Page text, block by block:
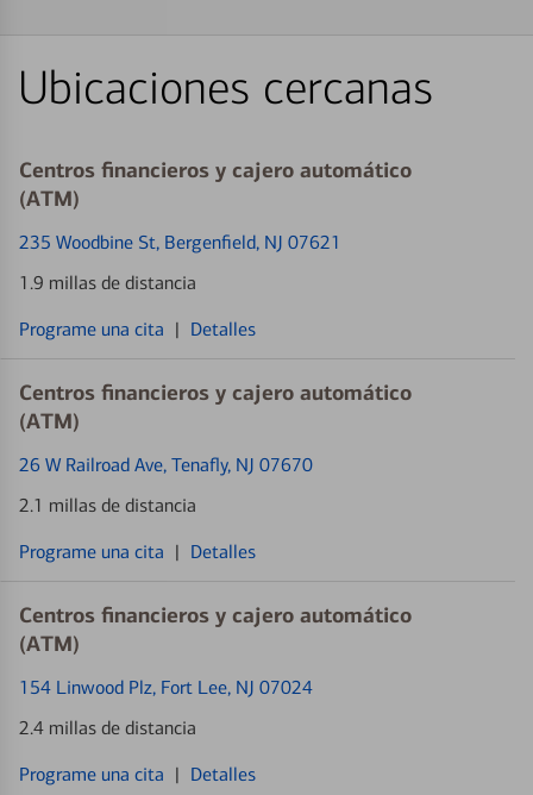
Ubicaciones cercanas
Centros financieros y cajero automático
(ATM)
235 Woodbine St, Bergenfield, NJ 07621
1.9 millas de distancia
Programe una cita | Detalles
Centros financieros y cajero automático
(ATM)
26 W Railroad Ave, Tenafly, NJ 07670
2.1 millas de distancia
Programe una cita | Detalles
Centros financieros y cajero automático
(ATM)
154 Linwood Plz, Fort Lee, NJ 07024
2.4 millas de distancia
Programe una cita | Detalles